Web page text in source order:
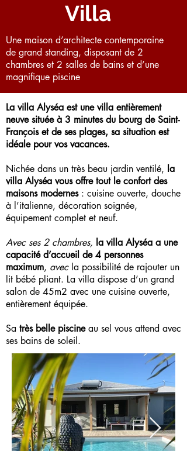
Villa
Une maison d’architecte contemporaine
de grand standing, disposant de 2
chambres et 2 salles de bains et d’une
magnifique piscine
La villa Alyséa est une villa entièrement
neuve située à 3 minutes du bourg de Saint-
François et de ses plages, sa situation est
idéale pour vos vacances.
Nichée dans un très beau jardin ventilé, la
villa Alyséa vous offre tout le confort des
maisons modernes: cuisine ouverte, douche
à l’italienne, décoration soignée,
équipement complet et neuf.
Avec ses 2 chambres, la villa Alyséa a une
capacité d’accueil de 4 personnes
maximum, avec la possibilité de rajouter un
lit bébé pliant. ​La villa dispose d’un grand
salon de 45m2 avec une cuisine ouverte,
entièrement équipée.
Sa très belle piscineau sel vous attend avec
ses bains de soleil.